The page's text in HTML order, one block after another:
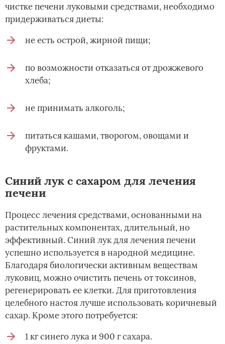
чистке печени луковыми средствами, необходимо
придерживаться диеты:
не есть острой, жирной пищи;
по возможности отказаться от дрожжевого
хлеба;
не принимать алкоголь;
питаться кашами, творогом, овощами и
фруктами.
Синий лук с сахаром для лечения
печени
Процесс лечения средствами, основанными на
растительных компонентах, длительный, но
эффективный. Синий лук для лечения печени
успешно используется в народной медицине.
Благодаря биологически активным веществам
луковиц, можно очистить печень от токсинов,
регенерировать ее клетки. Для приготовления
целебного настоя лучше использовать коричневый
сахар. Кроме этого потребуется:
1 кг синего лука и 900 г сахара.